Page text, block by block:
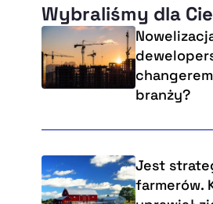
Wybraliśmy dla
branży?
Jest
farmerów.